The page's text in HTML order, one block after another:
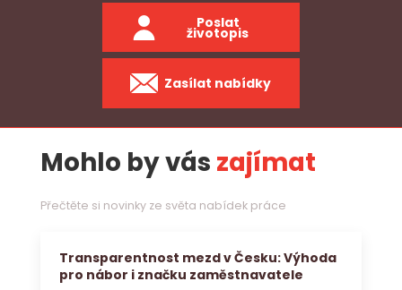
Poslat
životopis
Zasílat nabídky
Mohlo by vás zajímat
Přečtěte si novinky ze světa nabídek práce
Transparentnost mezd v Česku: Výhoda
pro nábor i značku zaměstnavatele